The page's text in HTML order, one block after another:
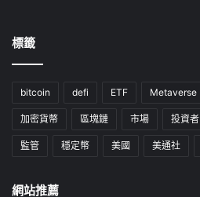
標籤
bitcoin defi ETF Metaverse
加密貨幣 區塊鏈 市場 投資者
監管 穩定幣 美國 美通社
網站推薦